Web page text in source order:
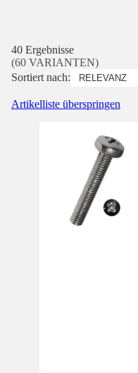
40 Ergebnisse
(60 VARIANTEN)
Sortiert nach:
Artikelliste überspringen